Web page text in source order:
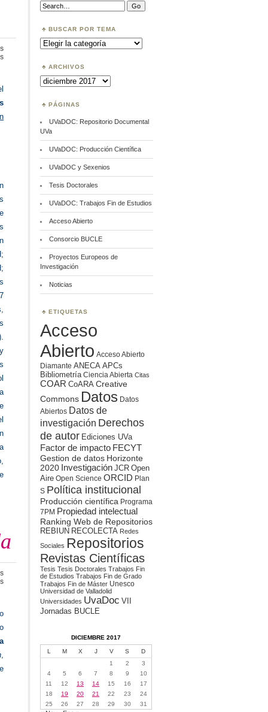
en
en
Producción
consultada
Search:
BUSCAR POR TEMA
Buscar
por
ARCHIVOS
Archivos
PÁGINAS
UVaDOC: Repositorio Documental
UVa
UVaDOC: Producción Científica
UVaDOC y Sexenios
Tesis Doctorales
UVaDOC: Trabajos Fin de Estudios
Acceso Abierto
Consorcio BUCLE
Proyectos Europeos de
Investigación
Noticias
ETIQUETAS
Acceso
Abierto Acceso Abierto
Diamante ANECA APCs
Bibliometría Ciencia Abierta Citas
COAR CoARA Creative
Commons Datos Datos
Abiertos Datos de
investigación Derechos
de autor Ediciones UVa
Factor de impacto FECYT
Gestion de datos Horizonte
2020 Investigación JCR Open
Aire Open Science ORCID Plan
S Política institucional
Producción científica Programa
7PM Propiedad intelectual
Ranking Web de Repositorios
REBIUN RECOLECTA Redes
Sociales Repositorios
Revistas Científicas
Tesis Tesis Doctorales Trabajos Fin
de Estudios Trabajos Fin de Grado
Trabajos Fin de Máster Unesco
Universidad de Valladolid
Universidades UvaDoc VII
Jornadas BUCLE
DICIEMBRE 2017
L M X J V S
D
1
2
3
4
5 6 7 8 9
10
11
12 13 14 15 16
17
18
19 20 21 22 23
24
25
26 27 28 29 30 31